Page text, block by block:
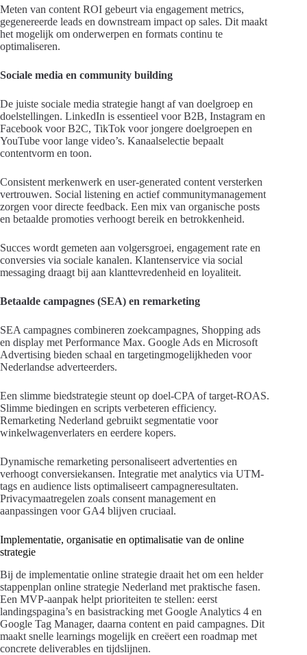
Meten van content ROI gebeurt via engagement metrics,
gegenereerde leads en downstream impact op sales. Dit maakt
het mogelijk om onderwerpen en formats continu te
optimaliseren.
Sociale media en community building
De juiste sociale media strategie hangt af van doelgroep en
doelstellingen. LinkedIn is essentieel voor B2B, Instagram en
Facebook voor B2C, TikTok voor jongere doelgroepen en
YouTube voor lange video’s. Kanaalselectie bepaalt
contentvorm en toon.
Consistent merkenwerk en user-generated content versterken
vertrouwen. Social listening en actief communitymanagement
zorgen voor directe feedback. Een mix van organische posts
en betaalde promoties verhoogt bereik en betrokkenheid.
Succes wordt gemeten aan volgersgroei, engagement rate en
conversies via sociale kanalen. Klantenservice via social
messaging draagt bij aan klanttevredenheid en loyaliteit.
Betaalde campagnes (SEA) en remarketing
SEA campagnes combineren zoekcampagnes, Shopping ads
en display met Performance Max. Google Ads en Microsoft
Advertising bieden schaal en targetingmogelijkheden voor
Nederlandse adverteerders.
Een slimme biedstrategie steunt op doel-CPA of target-ROAS.
Slimme biedingen en scripts verbeteren efficiency.
Remarketing Nederland gebruikt segmentatie voor
winkelwagenverlaters en eerdere kopers.
Dynamische remarketing personaliseert advertenties en
verhoogt conversiekansen. Integratie met analytics via UTM-
tags en audience lists optimaliseert campagneresultaten.
Privacymaatregelen zoals consent management en
aanpassingen voor GA4 blijven cruciaal.
Implementatie, organisatie en optimalisatie van de online
strategie
Bij de implementatie online strategie draait het om een helder
stappenplan online strategie Nederland met praktische fasen.
Een MVP-aanpak helpt prioriteiten te stellen: eerst
landingspagina’s en basistracking met Google Analytics 4 en
Google Tag Manager, daarna content en paid campagnes. Dit
maakt snelle learnings mogelijk en creëert een roadmap met
concrete deliverables en tijdslijnen.